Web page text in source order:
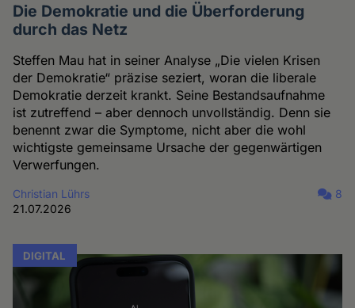
Die Demokratie und die Überforderung
durch das Netz
Steffen Mau hat in seiner Analyse „Die vielen Krisen
der Demokratie“ präzise seziert, woran die liberale
Demokratie derzeit krankt. Seine Bestandsaufnahme
ist zutreffend – aber dennoch unvollständig. Denn sie
benennt zwar die Symptome, nicht aber die wohl
wichtigste gemeinsame Ursache der gegenwärtigen
Verwerfungen.
Christian Lührs
21.07.2026
8
DIGITAL